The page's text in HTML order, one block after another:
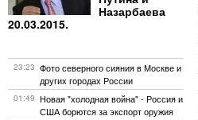
Назарбаева
20.03.2015.
23:23 Фото северного сияния в Москве и
других городах России
01:49 Новая "холодная война" - Россия и
США борются за экспорт оружия